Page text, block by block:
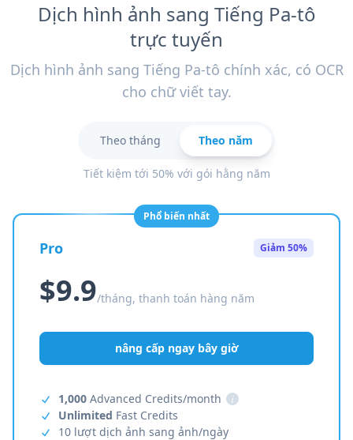
Dịch hình ảnh sang Tiếng Pa-tô
trực tuyến
Dịch hình ảnh sang Tiếng Pa-tô chính xác, có OCR
cho chữ viết tay.
Theo tháng Theo năm
Tiết kiệm tới 50% với gói hằng năm
Phổ biến nhất
Pro Giảm 50%
$9.9/tháng, thanh toán hàng năm
nâng cấp ngay bây giờ
1,000 Advanced Credits/month
i
Unlimited Fast Credits
10 lượt dịch ảnh sang ảnh/ngày